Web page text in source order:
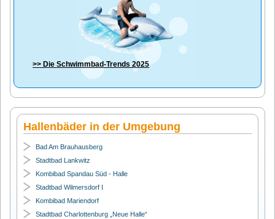
>> DieSchwimmbad-Trends 2025
Hallenbäder in der Umgebung
Bad Am Brauhausberg
Stadtbad Lankwitz
Kombibad Spandau Süd - Halle
Stadtbad Wilmersdorf I
Kombibad Mariendorf
Stadtbad Charlottenburg „Neue Halle“